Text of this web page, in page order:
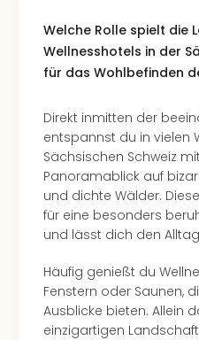
Welche Rolle spielt die
Wellnesshotels in der
für das Wohlbefinden
Direkt inmitten der
entspannst du in vielen
Sächsischen Schweiz
Panoramablick auf
und dichte Wälder.
für eine besonders
und lässt dich den
Häufig genießt du
Fenstern oder Saunen,
Ausblicke bieten. Allein
einzigartigen